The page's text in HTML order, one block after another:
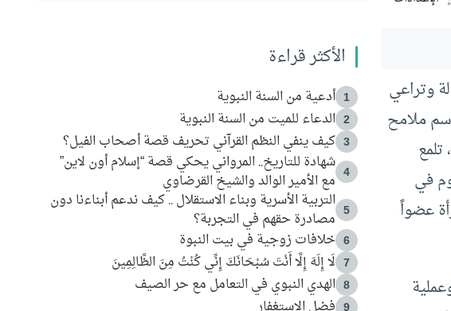
وتراعي
ملامح
في
عضواً
الأكثر قراءة
1 أدعية من السنة النبوية
2 الدعاء للميت من السنة النبوية
3 كيف ينفي النظم القرآني تحريف قصة أصحاب الفيل؟
4
شهادة للتاريخ.. المرواني يحكي قصة “إسلام أون لاين”
مع الأمير الوالد والشيخ القرضاوي
5
التربية الأسرية وبناء الاستقلال .. كيف ندعم أبناءنا دون
مصادرة حقهم في التجربة؟
6 خلافات زوجية في بيت النبوة
7 لَا إِلَهَ إِلَّا أَنْتَ سُبْحَانَكَ إِنِّي كُنْتُ مِنَ الظَّالِمِينَ
8 الهدي النبوي في التعامل مع حر الصيف
9